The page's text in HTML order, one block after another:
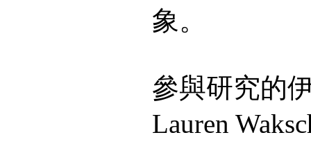
象。
參與研究的
Lauren